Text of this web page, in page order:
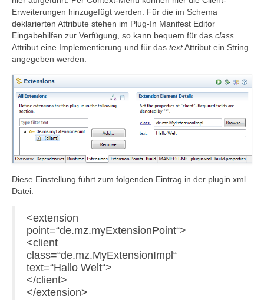
Erweiterungen hinzugefügt werden. Für die im Schema
deklarierten Attribute stehen im Plug-In Manifest Editor
Eingabehilfen zur Verfügung, so kann bequem für das class
Attribut eine Implementierung und für das textAttribut ein String
angegeben werden.
Diese Einstellung führt zum folgenden Eintrag in der plugin.xml
Datei:
<extension
point=“de.mz.myExtensionPoint“>
<client
class=“de.mz.MyExtensionImpl“
text=“Hallo Welt“>
</client>
</extension>